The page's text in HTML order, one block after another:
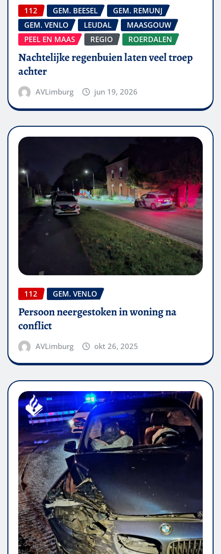
112 GEM. BEESEL
GEM. REMUNJ
GEM. VENLO
LEUDAL
MAASGOUW
PEEL EN MAAS
REGIO ROERDALEN
Nachtelijke regenbuien laten veel troep
achter
AVLimburg jun 19, 2026
112 GEM. VENLO
Persoon neergestoken in woning na
conflict
AVLimburg okt 26, 2025